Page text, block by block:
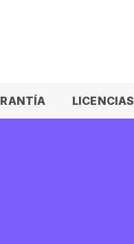
LICENCIAS